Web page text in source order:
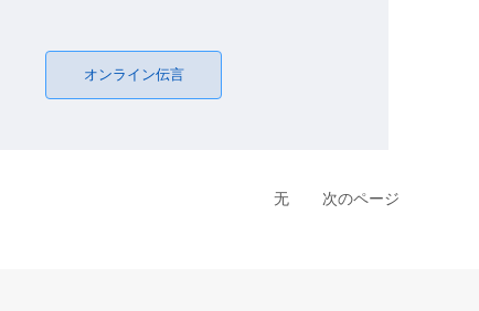
オンライン伝言
无 次のページ